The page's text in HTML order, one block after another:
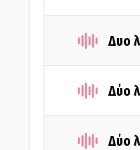
Δυο
Δύο
Δύο